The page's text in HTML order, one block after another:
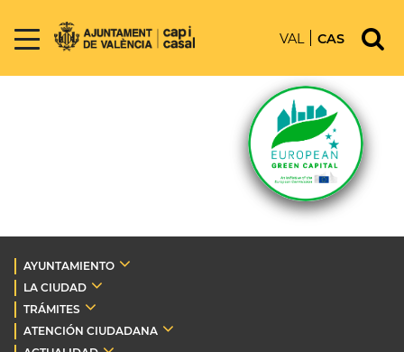
VAL CAS
AYUNTAMIENTO
LA CIUDAD
TRÁMITES
ATENCIÓN CIUDADANA